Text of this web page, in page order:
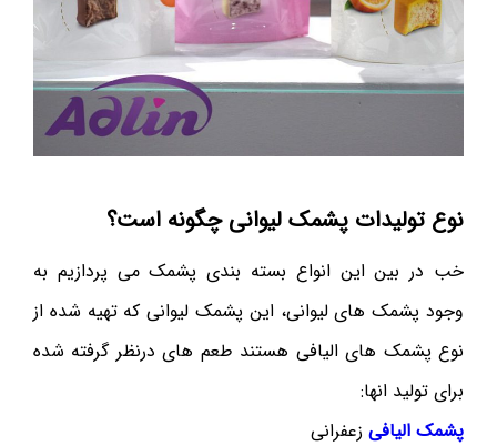
نوع تولیدات پشمک لیوانی چگونه است؟
خب در بین این انواع بسته بندی پشمک می پردازیم به
وجود پشمک های لیوانی، این پشمک لیوانی که تهیه شده از
نوع پشمک های الیافی هستند طعم های درنظر گرفته شده
برای تولید انها:
پشمک الیافی زعفرانی